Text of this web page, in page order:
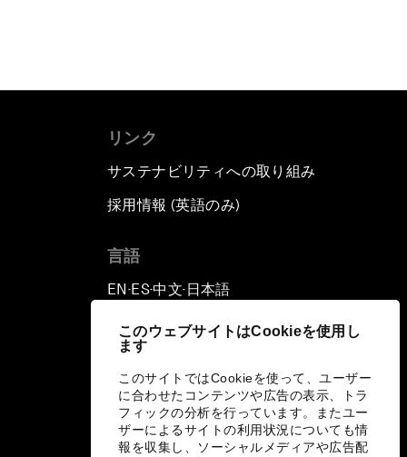
このウェブサイトはCookieを使用し
ます
このサイトではCookieを使って、ユーザー
に合わせたコンテンツや広告の表示、トラ
フィックの分析を行っています。またユー
ザーによるサイトの利用状況についても情
報を収集し、ソーシャルメディアや広告配
リンク
サステナビリティへの取り組み
採用情報 (英語のみ)
言語
EN ▪ ES▪中文▪ 日本語